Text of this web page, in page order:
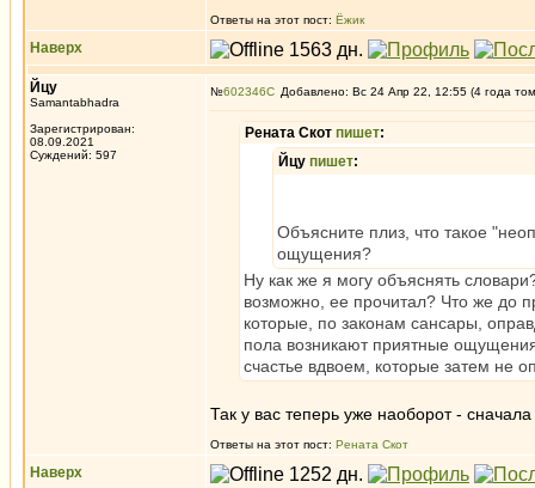
Ответы на этот пост: Ёжик
Наверх
Йцу
Samantabhadra
Зарегистрирован:
08.09.2021
Суждений: 597
№602346 Добавлено: Вс 24 Апр 22, 12:55 (4 года
Рената Скот пишет:
Йцу пишет:
Объясните плиз, что такое
ощущения?
Ну как же я могу объяснять
возможно, ее прочитал? Что же до
которые, по законам сансары,
пола возникают приятные
счастье вдвоем, которые затем не
Так у вас теперь уже наоборот -
Ответы на этот пост: Рената Скот
Наверх